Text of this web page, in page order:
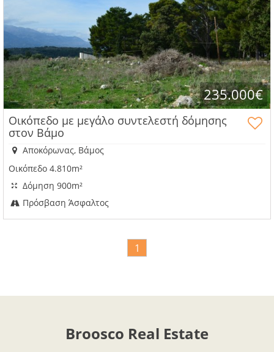
235.000€
Οικόπεδο με μεγάλo συντελεστή δόμησης
στον Βάμο
Αποκόρωνας, Βάμος
Οικόπεδο 4.810m²
Δόμηση 900m²
Πρόσβαση Άσφαλτος
1
Broosco Real Estate